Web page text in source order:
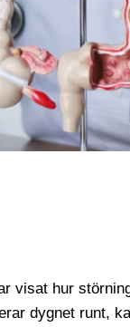
visat hur
dygnet runt,